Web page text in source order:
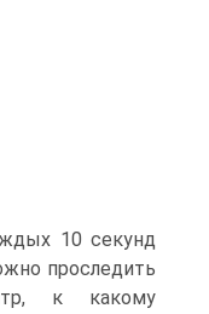
10 секунд
проследить
к какому